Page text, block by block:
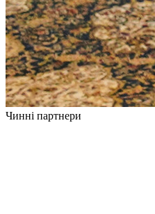
Чинні партнери